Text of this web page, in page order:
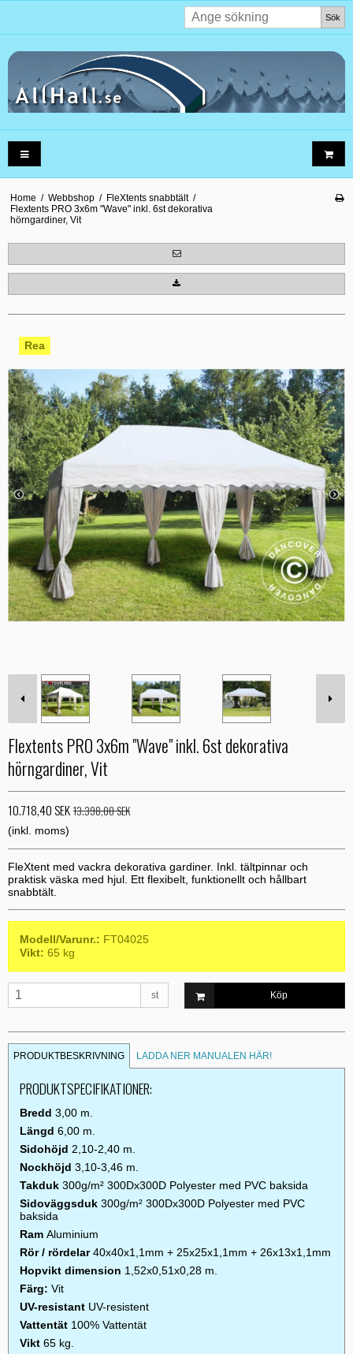
Sök
Home / Webbshop / FleXtents snabbtält /
Flextents PRO 3x6m "Wave" inkl. 6st dekorativa
hörngardiner, Vit
Rea
Flextents PRO 3x6m "Wave" inkl. 6st dekorativa
hörngardiner, Vit
10.718,40 SEK13.398,00 SEK
(inkl. moms)
FleXtent med vackra dekorativa gardiner. Inkl. tältpinnar och
praktisk väska med hjul. Ett flexibelt, funktionellt och hållbart
snabbtält.
Modell/Varunr.: FT04025
Vikt: 65 kg
st Köp
PRODUKTBESKRIVNING LADDA NER MANUALEN HÄR!
PRODUKTSPECIFIKATIONER:
Bredd 3,00 m.
Längd 6,00 m.
Sidohöjd 2,10-2,40 m.
Nockhöjd 3,10-3,46 m.
Takduk 300g/m² 300Dx300D Polyester med PVC baksida
Sidoväggsduk 300g/m² 300Dx300D Polyester med PVC
baksida
Ram Aluminium
Rör / rördelar40x40x1,1mm + 25x25x1,1mm + 26x13x1,1mm
Hopvikt dimension 1,52x0,51x0,28 m.
Färg: Vit
UV-resistant UV-resistent
Vattentät 100% Vattentät
Vikt 65 kg.